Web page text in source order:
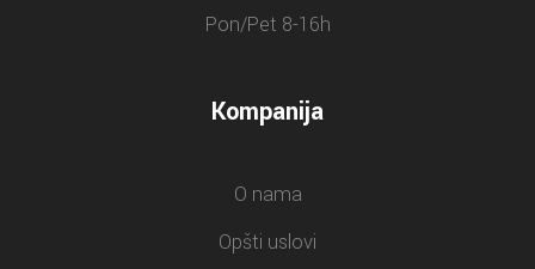
Pon/Pet 8-16h
Kompanija
O nama
Opšti uslovi